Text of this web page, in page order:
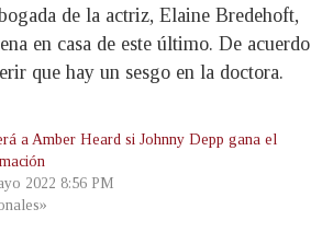
de la actriz, Elaine Bredehoft,
en casa de este último. De acuerdo
que hay un sesgo en la doctora.
a Amber Heard si Johnny Depp gana el
2022 8:56 PM